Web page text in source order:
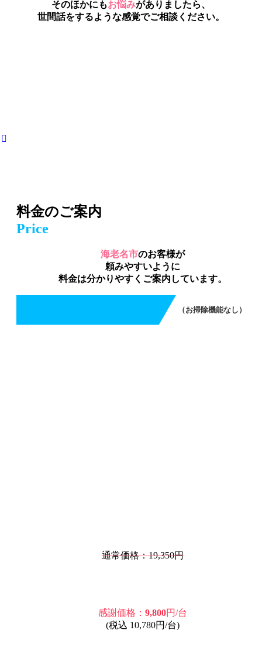
そのほかにもお悩みがありましたら、
世間話をするような感覚でご相談ください。
料金のご案内
Price
海老名市のお客様が
頼みやすいように
料金は分かりやすくご案内しています。
エアコンクリーニング（お掃除機能なし）
（お掃除機能なし）
通常価格：19,350円
感謝価格： 9,800円/台
(税込 10,780円/台)